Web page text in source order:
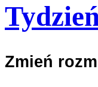
Zmień